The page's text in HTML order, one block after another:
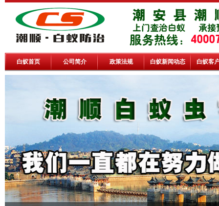
白蚁首页 公司简介 政策法规 白蚁新闻动态 白蚁客